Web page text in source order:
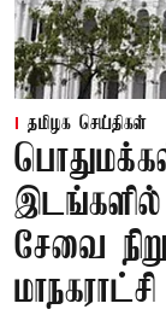
தமிழக செய்திகள்
சேவை